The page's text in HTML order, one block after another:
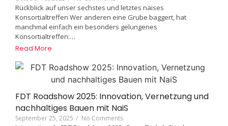
Rückblick auf unser sechstes und letztes naises
Konsortialtreffen Wer anderen eine Grube baggert, hat
manchmal einfach ein besonders gelungenes
Konsortialtreffen:…
Read More
FDT Roadshow 2025: Innovation, Vernetzung und
nachhaltiges Bauen mit NaiS
September 25, 2025 / No Comments